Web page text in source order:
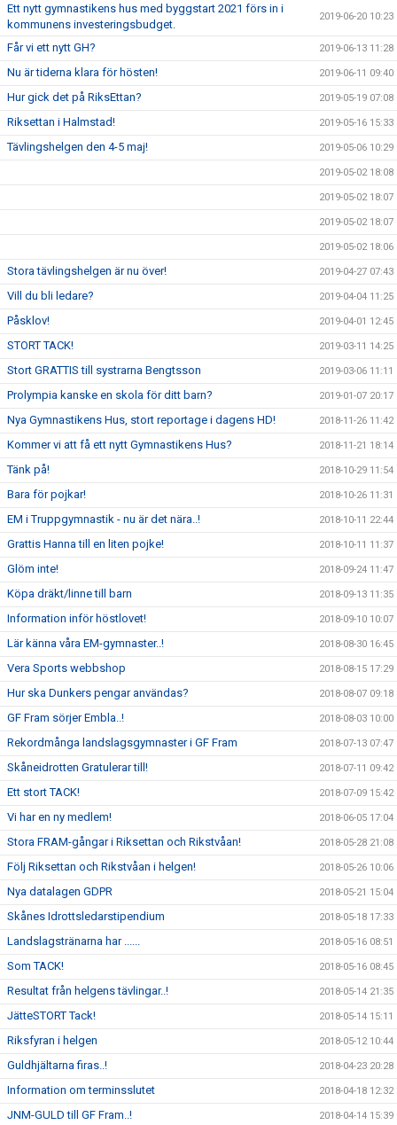
Ett nytt gymnastikens hus med byggstart 2021 förs in i
kommunens investeringsbudget.
2019-06-20 10:23
Får vi ett nytt GH? 2019-06-13 11:28
Nu är tiderna klara för hösten! 2019-06-11 09:40
Hur gick det på RiksEttan? 2019-05-19 07:08
Riksettan i Halmstad! 2019-05-16 15:33
Tävlingshelgen den 4-5 maj! 2019-05-06 10:29
2019-05-02 18:08
2019-05-02 18:07
2019-05-02 18:07
2019-05-02 18:06
Stora tävlingshelgen är nu över! 2019-04-27 07:43
Vill du bli ledare? 2019-04-04 11:25
Påsklov! 2019-04-01 12:45
STORT TACK! 2019-03-11 14:25
Stort GRATTIS till systrarna Bengtsson 2019-03-06 11:11
Prolympia kanske en skola för ditt barn? 2019-01-07 20:17
Nya Gymnastikens Hus, stort reportage i dagens HD! 2018-11-26 11:42
Kommer vi att få ett nytt Gymnastikens Hus? 2018-11-21 18:14
Tänk på! 2018-10-29 11:54
Bara för pojkar! 2018-10-26 11:31
EM i Truppgymnastik - nu är det nära..! 2018-10-11 22:44
Grattis Hanna till en liten pojke! 2018-10-11 11:37
Glöm inte! 2018-09-24 11:47
Köpa dräkt/linne till barn 2018-09-13 11:35
Information inför höstlovet! 2018-09-10 10:07
Lär känna våra EM-gymnaster..! 2018-08-30 16:45
Vera Sports webbshop 2018-08-15 17:29
Hur ska Dunkers pengar användas? 2018-08-07 09:18
GF Fram sörjer Embla..! 2018-08-03 10:00
Rekordmånga landslagsgymnaster i GF Fram 2018-07-13 07:47
Skåneidrotten Gratulerar till! 2018-07-11 09:42
Ett stort TACK! 2018-07-09 15:42
Vi har en ny medlem! 2018-06-05 17:04
Stora FRAM-gångar i Riksettan och Rikstvåan! 2018-05-28 21:08
Följ Riksettan och Rikstvåan i helgen! 2018-05-26 10:06
Nya datalagen GDPR 2018-05-21 15:04
Skånes Idrottsledarstipendium 2018-05-18 17:33
Landslagstränarna har ...... 2018-05-16 08:51
Som TACK! 2018-05-16 08:45
Resultat från helgens tävlingar..! 2018-05-14 21:35
JätteSTORT Tack! 2018-05-14 15:11
Riksfyran i helgen 2018-05-12 10:44
Guldhjältarna firas..! 2018-04-23 20:28
Information om terminsslutet 2018-04-18 12:32
JNM-GULD till GF Fram..! 2018-04-14 15:39